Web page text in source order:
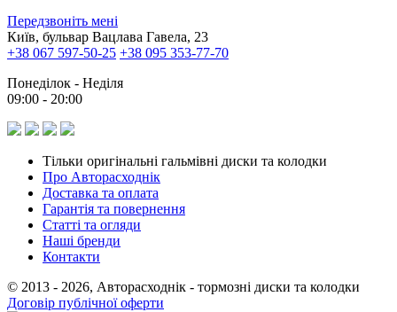
Передзвоніть мені
Київ, бульвар Вацлава Гавела, 23
+38 067 597-50-25 +38 095 353-77-70
Понеділок - Неділя
09:00 - 20:00
Тільки оригінальні гальмівні диски та колодки
Про Авторасходнік
Доставка та оплата
Гарантія та повернення
Статті та огляди
Наші бренди
Контакти
© 2013 - 2026, Авторасходнік - тормозні диски та колодки
Договір публічної оферти